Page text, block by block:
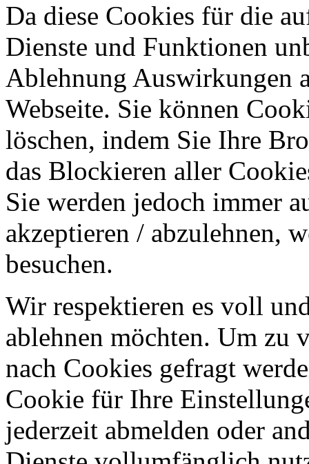
Da diese Cookies für die
Dienste und Funktionen
Ablehnung Auswirkungen
Webseite. Sie können
löschen, indem Sie Ihre
das Blockieren aller
Sie werden jedoch immer
akzeptieren / abzulehnen,
besuchen.
Wir respektieren es voll
ablehnen möchten. Um zu
nach Cookies gefragt
Cookie für Ihre
jederzeit abmelden oder